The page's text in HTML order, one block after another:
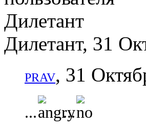
Дилетант, 31
PRAV, 31
... ...